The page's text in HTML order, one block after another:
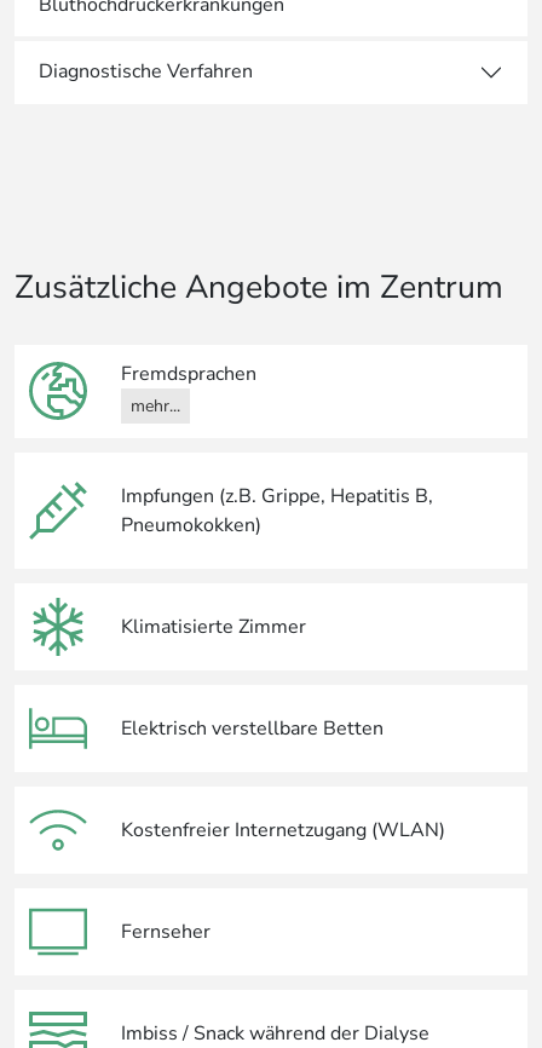
Diagnostische Verfahren
Zusätzliche Angebote im Zentrum
Fremdsprachen
mehr...
Impfungen (z.B. Grippe, Hepatitis B,
Pneumokokken)
Klimatisierte Zimmer
Elektrisch verstellbare Betten
Kostenfreier Internetzugang (WLAN)
Fernseher
Imbiss / Snack während der Dialyse